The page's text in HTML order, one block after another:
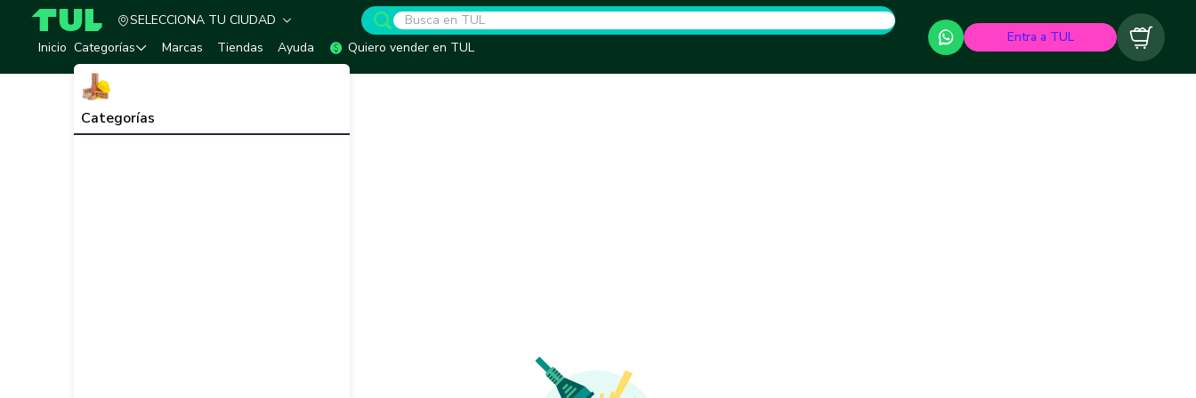
TUL - Tu Marketplace de Construcción
SELECCIONA TU CIUDAD
Inicio Categorías
Categorías
Marcas Tiendas Ayuda Quiero vender en TUL
Entra a TUL Carrito